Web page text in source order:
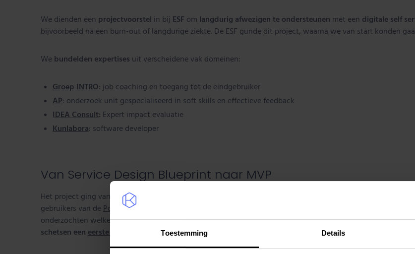
Toestemming Details
We dienden een projectvoorstel in bij ESF om langdurig afwezigen te ondersteunen met een digitale self
bijvoorbeeld na een burn-out of langdurige ziekte. De ESF gunde dit project, waarna we van start konden
We bundelden expertises uit verscheidene vak domeinen:
Groep INTRO: job coaching en toegang tot de eindgebruiker
AP: onderzoek unit gespecialiseerd in soft skills en effectieve feedback
IDEA Consult: Expert impact evaluatie
Kunlabora: software developer
Van Service Design Blueprint naar MVP
Het project ging van start met een
gebruikers van de Povigo-applicatie
onderzochten welkefeatureser nodig waren in de app. Vervolgens werkten we aan de hand vanklikbare
schetsen een eerste prototype